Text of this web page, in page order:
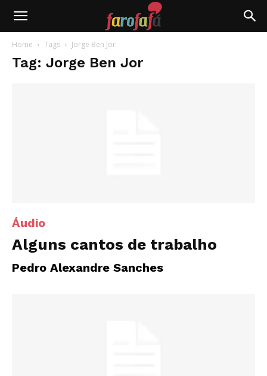
Farofafá
Home Tags Jorge Ben Jor
Tag: Jorge Ben Jor
Áudio
Alguns cantos de trabalho
Pedro Alexandre Sanches